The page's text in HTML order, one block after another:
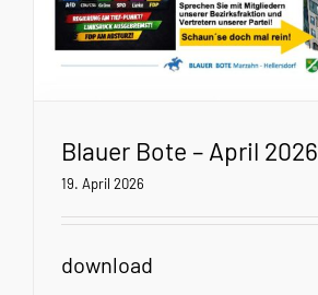
Blauer Bote – April 2026
19. April 2026
download